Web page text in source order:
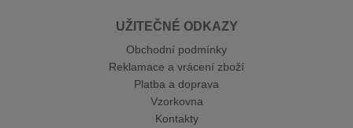
UŽITEČNÉ ODKAZY
Obchodní podmínky
Reklamace a vrácení zboží
Platba a doprava
Vzorkovna
Kontakty